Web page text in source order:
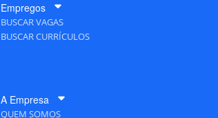
Empregos
BUSCAR VAGAS
BUSCAR CURRÍCULOS
A Empresa
QUEM SOMOS